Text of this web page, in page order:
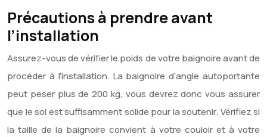
Précautions à prendre avant
l’installation
Assurez-vous de vérifier le poids de votre baignoire avant de
procéder à l’installation. La baignoire d’angle autoportante
peut peser plus de 200 kg, vous devrez donc vous assurer
que le sol est suffisamment solide pour la soutenir. Vérifiez si
la taille de la baignoire convient à votre couloir et à votre